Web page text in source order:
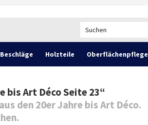
Holzteile Oberflächenpflege
bis Art Déco Seite 23“
den 20er Jahre bis Art Déco.